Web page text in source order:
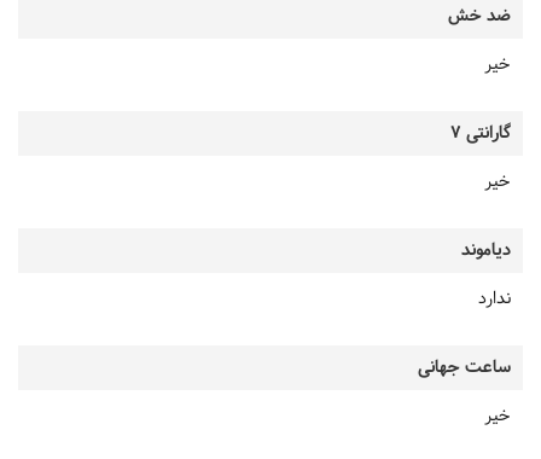
ضد خش
خیر
گارانتی 7
خیر
دیاموند
ندارد
ساعت جهانی
خیر